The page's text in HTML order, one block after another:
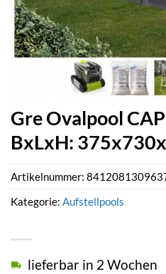
Gre Ovalpool
BxLxH:
lieferbar in 2 Wochen
Artikelnummer:
Kategorie: Aufstellpools